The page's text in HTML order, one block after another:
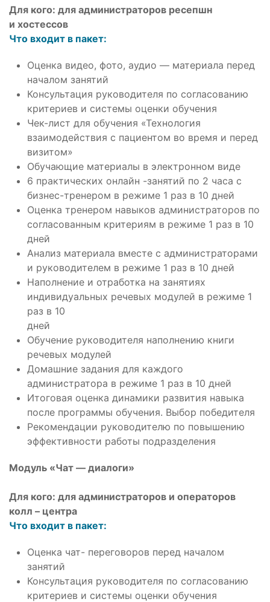
Для кого: для администраторов ресепшн
и хостессов
Что входит в пакет:
Оценка видео, фото, аудио — материала перед
началом занятий
Консультация руководителя по согласованию
критериев и системы оценки обучения
Чек-лист для обучения «Технология
взаимодействия с пациентом во время и перед
визитом»
Обучающие материалы в электронном виде
6 практических онлайн -занятий по 2 часа с
бизнес-тренером в режиме 1 раз в 10 дней
Оценка тренером навыков администраторов по
согласованным критериям в режиме 1 раз в 10
дней
Анализ материала вместе с администраторами
и руководителем в режиме 1 раз в 10 дней
Наполнение и отработка на занятиях
индивидуальных речевых модулей в режиме 1
раз в 10
дней
Обучение руководителя наполнению книги
речевых модулей
Домашние задания для каждого
администратора в режиме 1 раз в 10 дней
Итоговая оценка динамики развития навыка
после программы обучения. Выбор победителя
Рекомендации руководителю по повышению
эффективности работы подразделения
Модуль «Чат — диалоги»
Для кого: для администраторов и операторов
колл – центра
Что входит в пакет:
Оценка чат- переговоров перед началом
занятий
Консультация руководителя по согласованию
критериев и системы оценки обучения